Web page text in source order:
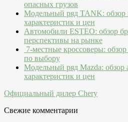
опасных грузов
Модельный ряд TANK: обзор
характеристик и цен
Автомобили ESTEO: обзор
перспективы на рынке
7-местные кроссоверы:
по выбору
Модельный ряд Mazda: обзор
характеристик и цен
Официальный дилер Chery
Свежие комментарии